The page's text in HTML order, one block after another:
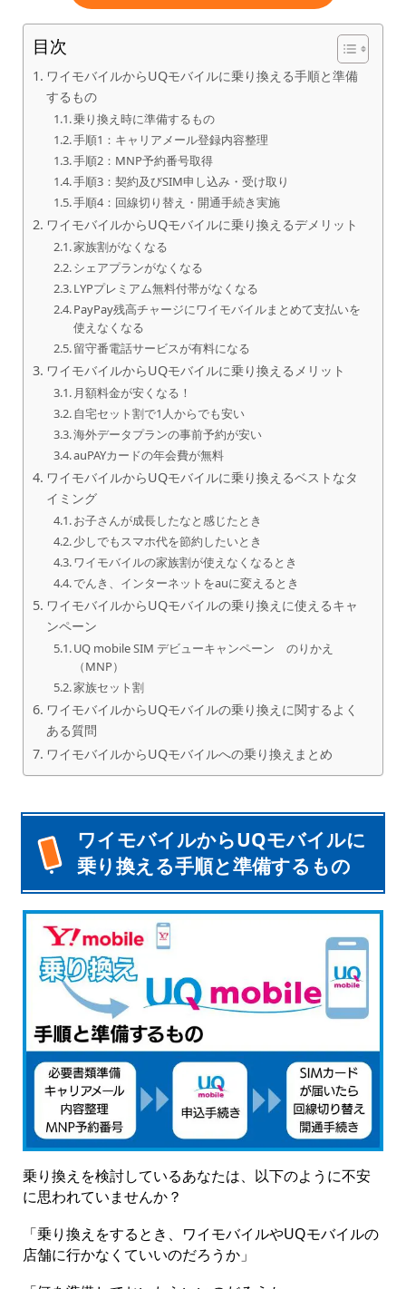
目次
ワイモバイルからUQモバイルに乗り換える手順と準備
するもの
乗り換え時に準備するもの
手順1：キャリアメール登録内容整理
手順2：MNP予約番号取得
手順3：契約及びSIM申し込み・受け取り
手順4：回線切り替え・開通手続き実施
ワイモバイルからUQモバイルに乗り換えるデメリット
家族割がなくなる
シェアプランがなくなる
LYPプレミアム無料付帯がなくなる
PayPay残高チャージにワイモバイルまとめて支払いを
使えなくなる
留守番電話サービスが有料になる
ワイモバイルからUQモバイルに乗り換えるメリット
月額料金が安くなる！
自宅セット割で1人からでも安い
海外データプランの事前予約が安い
auPAYカードの年会費が無料
ワイモバイルからUQモバイルに乗り換えるベストなタ
イミング
お子さんが成長したなと感じたとき
少しでもスマホ代を節約したいとき
ワイモバイルの家族割が使えなくなるとき
でんき、インターネットをauに変えるとき
ワイモバイルからUQモバイルの乗り換えに使えるキャ
ンペーン
UQ mobile SIM デビューキャンペーン のりかえ
（MNP）
家族セット割
ワイモバイルからUQモバイルの乗り換えに関するよく
ある質問
ワイモバイルからUQモバイルへの乗り換えまとめ
ワイモバイルからUQモバイルに
乗り換える手順と準備するもの
乗り換えを検討しているあなたは、以下のように不安
に思われていませんか？
「乗り換えをするとき、ワイモバイルやUQモバイルの
店舗に行かなくていいのだろうか」